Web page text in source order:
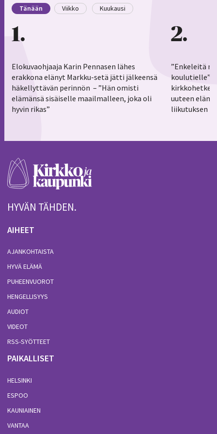
Tänään Viikko Kuukausi
1
Elokuvaohjaaja Karin Pennasen lähes
erakkona elänyt Markku-setä jätti jälkeensä
häkellyttävän perinnön – ”Hän omisti
elämänsä sisäiselle maailmalleen, joka oli
hyvin rikas”
2
”Enkeleitä
koulutielle”–
uuteen
liikutuksen
HYVÄN TÄHDEN.
AIHEET
AJANKOHTAISTA
HYVÄ ELÄMÄ
PUHEENVUOROT
HENGELLISYYS
AUDIOT
VIDEOT
RSS-SYÖTTEET
PAIKALLISET
HELSINKI
ESPOO
KAUNIAINEN
VANTAA